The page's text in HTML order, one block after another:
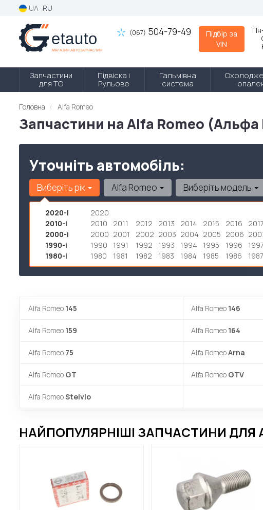
UA RU
(067) 504-79-49
Підбір за
VIN
Запчастини
для ТО
Підвіска і
Рульове
Гальмівна
система
Головна Alfa Romeo
Запчастини на Alfa Romeo
Уточніть автомобіль:
Виберіть рік
2020-і
2020
2010-і
2010 2011 2012 2013 2014 2015 2016 2017
2000-і
2000 2001 2002 2003 2004 2005 2006
1990-і
1990 1991 1992 1993 1994 1995 1996 1997
1980-і
1980 1981 1982 1983 1984 1985 1986 1987
Alfa Romeo Виберіть модель
Alfa Romeo 145 Alfa Romeo 146
Alfa Romeo 159 Alfa Romeo 164
Alfa Romeo 75 Alfa RomeoArna
Alfa Romeo GT Alfa Romeo GTV
Alfa RomeoStelvio
НАЙПОПУЛЯРНІШІ ЗАПЧАСТИНИ ДЛЯ